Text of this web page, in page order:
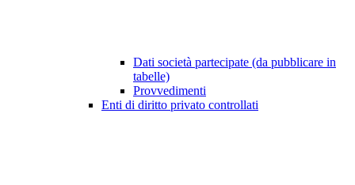
Dati società partecipate (da pubblicare in
tabelle)
Provvedimenti
Enti di diritto privato controllati